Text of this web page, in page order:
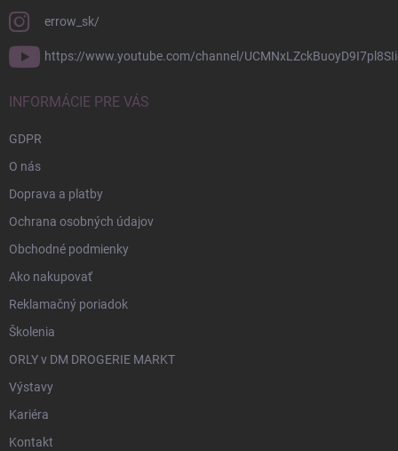
errow_sk/
https://www.youtube.com/channel/
INFORMÁCIE PRE VÁS
GDPR
O nás
Doprava a platby
Ochrana osobných údajov
Obchodné podmienky
Ako nakupovať
Reklamačný poriadok
Školenia
ORLY v DM DROGERIE MARKT
Výstavy
Kariéra
Kontakt